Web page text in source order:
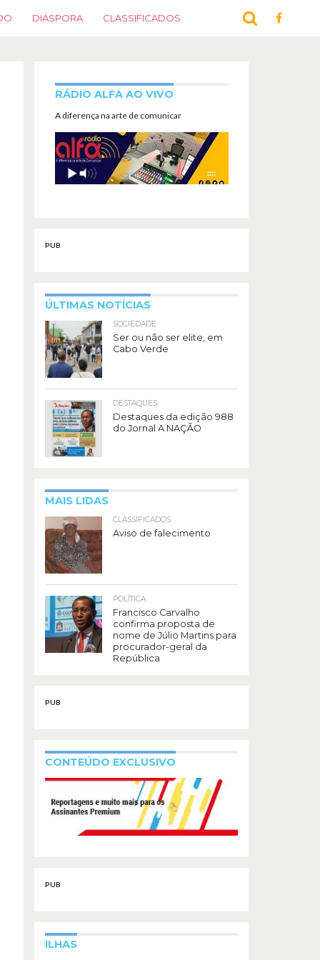
DIÁSPORA CLASSIFICADOS
RÁDIO ALFA AO VIVO
A diferença na arte de comunicar
PUB
ÚLTIMAS NOTÍCIAS
SOCIEDADE
Ser ou não ser elite, em
Cabo Verde
DESTAQUES
Destaques da edição 988
do Jornal A NAÇÃO
MAIS LIDAS
CLASSIFICADOS
Aviso de falecimento
POLÍTICA
Francisco Carvalho
confirma proposta de
nome de Júlio Martins para
procurador-geral da
República
PUB
CONTEÚDO EXCLUSIVO
PUB
ILHAS